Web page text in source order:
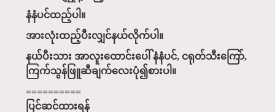
နံနံပင်ထည့်ပါ။
အားလုံးထည့်ပီးလျှင်နယ်လိုက်ပါ။
နယ်ပီးသား အာလူးထောင်းပေါ် နံနံပင်, ငရုတ်သီးကြော်,
ကြက်သွန်ဖြူဆီချက်လေးပုံ၍စားပါ။
==========
ပြင်ဆင်ထားရန်